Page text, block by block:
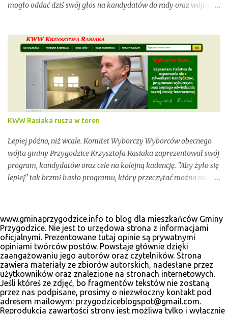
mogło oddać dziś swój głos na kandydatów do rady oraz wójta.
uważać. Incydentów podczas głosowania nie brakowało.
Wszystko zawarte zostanie w poniższym kalendarium.
Zaczynamy! Wystarczy, że odświeżysz stronę, a kolejne newsy
pojawią się w tym poście. Pozostańmy w stałym kontakcie.
KWW Rasiaka rusza w teren
Lepiej późno, niż wcale. Komitet Wyborczy Wyborców obecnego
wójta gminy Przygodzice Krzysztofa Rasiaka zaprezentował swój
program, kandydatów oraz cele na kolejną kadencję. "Aby żyło się
lepiej" tak brzmi hasło programu, który przeczytać można na
mijającej kadencji 2010-2014, wcześniej był członkiem zarządu
powiatu ostrowskiego i wicestarostą. Wśród kandydatów na
radnych gminnych zobaczyć wiele dobrze znanych postaci, ale
także nowe twarze. Poniżej materiały wyborcze, które udało nam
się zebrać.
www.gminaprzygodzice.info to blog dla mieszkańców Gminy
Przygodzice. Nie jest to urzędowa strona z informacjami
oficjalnymi. Prezentowane tutaj opinie są prywatnymi
opiniami twórców postów. Powstaje głównie dzięki
zaangażowaniu jego autorów oraz czytelników. Strona
zawiera materiały ze zbiorów autorskich, nadesłane przez
użytkowników oraz znalezione na stronach internetowych.
Jeśli któreś ze zdjęć, bo fragmentów tekstów nie zostaną
przez nas podpisane, prosimy o niezwłoczny kontakt pod
adresem mailowym: przygodziceblogspot@gmail.com.
Reprodukcja zawartości strony jest możliwa tylko i wyłącznie